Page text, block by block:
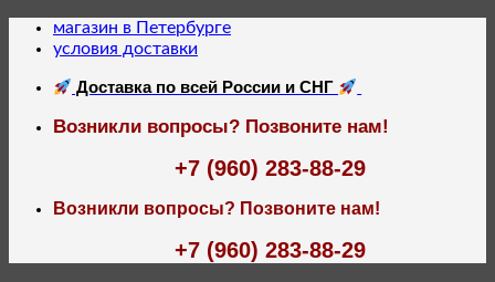
Skip
магазин в Петербурге
условия доставки
Доставка по всей России и СНГ
Возникли вопросы? Позвоните нам!
+7 (960) 283-88-29
Возникли вопросы? Позвоните нам!
+7 (960) 283-88-29